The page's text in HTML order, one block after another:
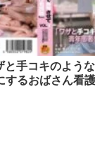
手コキのよう
するおばさん看